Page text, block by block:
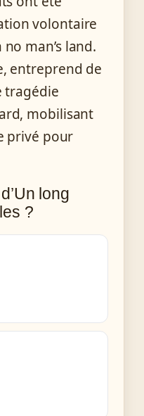
volontaire
man’s land.
entreprend de
tragédie
mobilisant
privé pour
long
?